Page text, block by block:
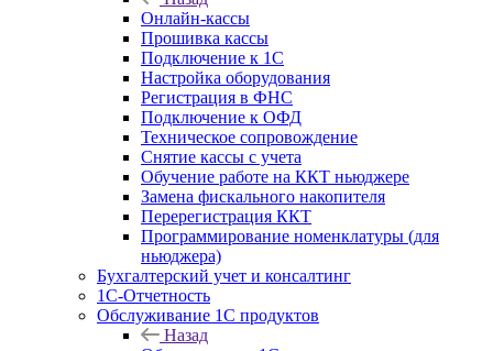
Онлайн-кассы
Прошивка кассы
Подключение к 1С
Настройка оборудования
Регистрация в ФНС
Подключение к ОФД
Техническое сопровождение
Снятие кассы с учета
Обучение работе на ККТ ньюджере
Замена фискального накопителя
Перерегистрация ККТ
Программирование номенклатуры (для
ньюджера)
Бухгалтерский учет и консалтинг
1С-Отчетность
Обслуживание 1С продуктов
Назад